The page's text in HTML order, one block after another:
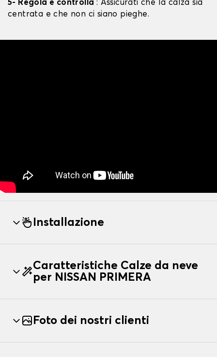
5- Regola e controlla : Assicurati che la calza sia
centrata e che non ci siano pieghe.
Installazione
Caratteristiche Calze da neve
per NISSAN PRIMERA
Foto dei nostri clienti